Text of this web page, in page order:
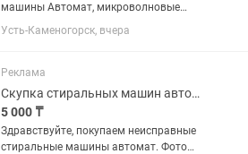
машины Автомат, микроволновые
печи, посудомоечные машины и т. д.
Усть-Каменогорск, вчера
Реклама
Скупка стиральных машин автомат
5 000 ₸
Здравствуйте, покупаем неисправные
стиральные машины автомат. Фото